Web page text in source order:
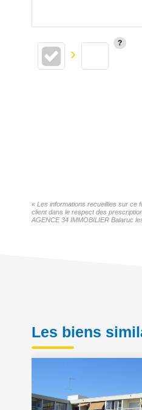
« Les informations recueillies sur ce
client dans le respect des
AGENCE 34 IMMOBILIER Balaruc
Les biens